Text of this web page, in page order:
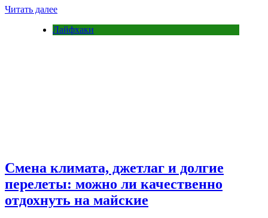
Читать далее
Лайфхаки
Смена климата, джетлаг и долгие
перелеты: можно ли качественно
отдохнуть на майские